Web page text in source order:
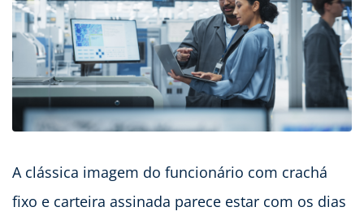
A clássica imagem do funcionário com crachá
fixo e carteira assinada parece estar com os dias